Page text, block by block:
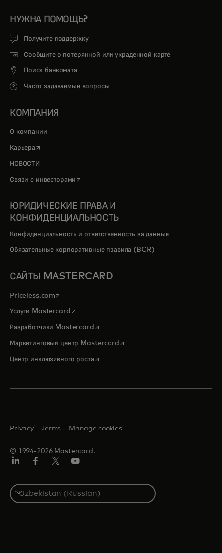
НУЖНА ПОМОЩЬ?
Получите поддержку
Сообщите о потерянной или украденной карте
Поиск банкомата
Часто задаваемые вопросы
КОМПАНИЯ
О компании
Карьера opens in a new tab
НОВОСТИ
Связи с инвесторами opens in a new tab
ЮРИДИЧЕСКИЕ ПРАВА И
КОНФИДЕНЦИАЛЬНОСТЬ
Конфиденциальность и ответственность за данные
Обязательные корпоративные правила (BCR)
САЙТЫ MASTERCARD
Priceless.com opens in a new tab
Услуги Mastercardopens in a new tab
Разработчики Mastercardopens in a new tab
Маркетинговый центр Mastercardopens in a new tab
Центр инклюзивного ростаopens in a new tab
© 1994-2026 Mastercard.
Privacy Terms Manage cookies
Select
a
country